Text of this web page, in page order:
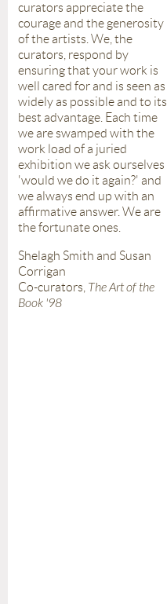
curators appreciate the
courage and the generosity
of the artists. We, the
curators, respond by
ensuring that your work is
well cared for and is seen as
widely as possible and to its
best advantage. Each time
we are swamped with the
work load of a juried
exhibition we ask ourselves
'would we do it again?' and
we always end up with an
affirmative answer. We are
the fortunate ones.
Shelagh Smith and Susan
Corrigan
Co-curators, The Art of the
Book '98